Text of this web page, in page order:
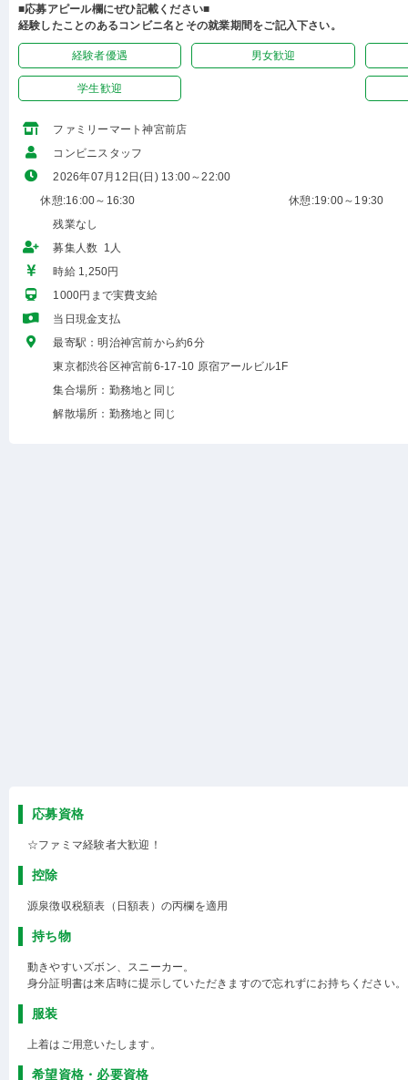
■応募アピール欄にぜひ記載ください■
経験したことのあるコンビニ名とその就業期間をご記入下さい。
経験者優遇 男女歓迎
学生歓迎
ファミリーマート神宮前店
コンビニスタッフ
2026年07月12日(日) 13:00～22:00
休憩:16:00～16:30
休憩:19:00～19:30
残業なし
募集人数 1人
時給 1,250円
1000円まで実費支給
当日現金支払
最寄駅：明治神宮前から約6分
東京都渋谷区神宮前6-17-10 原宿アールビル1F
集合場所：勤務地と同じ
解散場所：勤務地と同じ
応募資格
☆ファミマ経験者大歓迎！
控除
源泉徴収税額表（日額表）の丙欄を適用
持ち物
動きやすいズボン、スニーカー。
身分証明書は来店時に提示していただきますので忘れずにお持ちください。
服装
上着はご用意いたします。
希望資格・必要資格